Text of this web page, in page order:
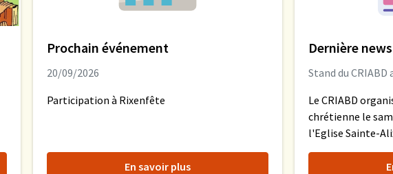
Prochain événement
20/09/2026
Participation à Rixenfête
En savoir plus
Dernière news
Stand du
Le CRIABD
chrétienne le
l'Eglise Sainte-